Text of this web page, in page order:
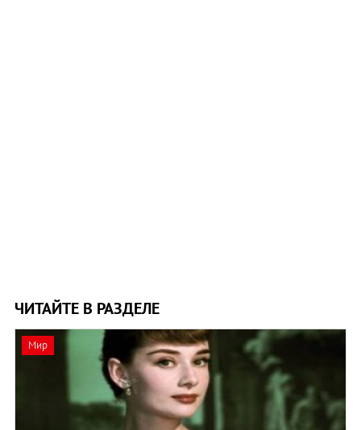
ЧИТАЙТЕ В РАЗДЕЛЕ
Мир